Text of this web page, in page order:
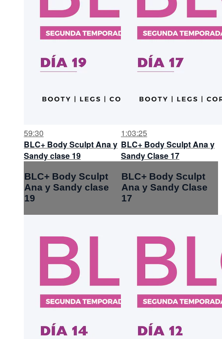
59:30
BLC+ Body Sculpt Ana y
Sandy clase 19
BLC+ Body Sculpt
Ana y Sandy clase
19
1:03:25
BLC+ Body Sculpt Ana y
Sandy Clase 17
BLC+ Body Sculpt
Ana y Sandy Clase
17